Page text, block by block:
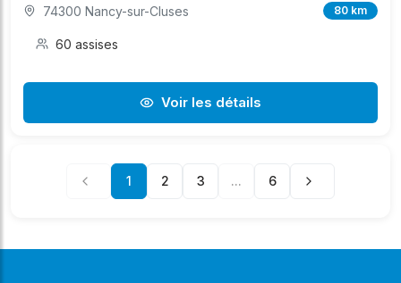
74300 Nancy-sur-Cluses 80 km
60 assises
Voir les détails
1 2 3 ... 6